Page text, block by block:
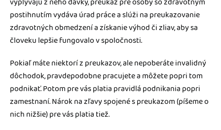
postihnutím vydáva úrad práce a slúži na preukazovanie
zdravotných obmedzení a získanie výhod či zliav, aby sa
človeku lepšie fungovalo v spoločnosti.
Pokiaľ máte niektorí z preukazov, ale nepoberáte invalidný
dôchodok, pravdepodobne pracujete a môžete popri tom
podnikať. Potom pre vás platia pravidlá podnikania popri
zamestnaní. Nárok na zľavy spojené s preukazom (píšeme o
nich nižšie) pre vás platia tiež.